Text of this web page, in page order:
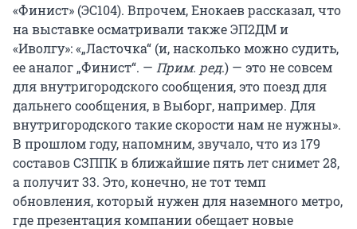
«Финист» (ЭС104). Впрочем, Енокаев рассказал, что
на выставке осматривали также ЭП2ДМ и
«Иволгу»: «„Ласточка“ (и, насколько можно судить,
ее аналог „Финист“. — Прим. ред.) — это не совсем
для внутригородского сообщения, это поезд для
дальнего сообщения, в Выборг, например. Для
внутригородского такие скорости нам не нужны».
В прошлом году, напомним, звучало, что из 179
составов СЗППК в ближайшие пять лет снимет 28,
а получит 33. Это, конечно, не тот темп
обновления, который нужен для наземного метро,
где презентация компании обещает новые